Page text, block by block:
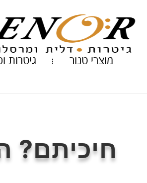
מוצרי טנור גיטרות
חיכיתם?